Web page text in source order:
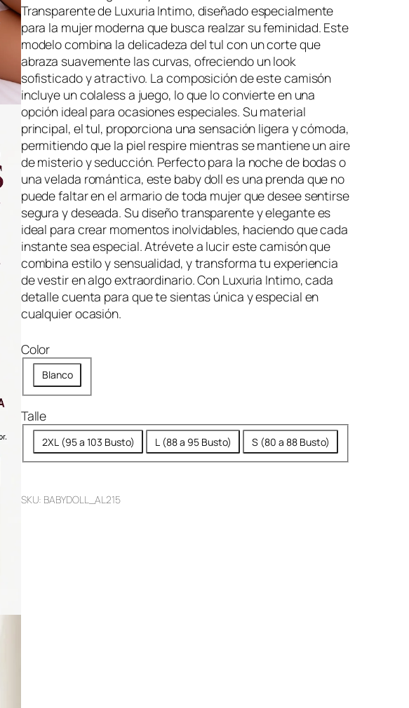
c
i
o
o
r
i
g
i
n
a
l
e
r
a
:
$
9
9
9
.
c
i
o
a
c
t
u
a
l
e
s
:
$
3
2
Transparente de Luxuria Intimo, diseñado especialmente
para la mujer moderna que busca realzar su feminidad. Este
modelo combina la delicadeza del tul con un corte que
abraza suavemente las curvas, ofreciendo un look
sofisticado y atractivo. La composición de este camisón
incluye un colaless a juego, lo que lo convierte en una
opción ideal para ocasiones especiales. Su material
principal, el tul, proporciona una sensación ligera y cómoda,
permitiendo que la piel respire mientras se mantiene un aire
de misterio y seducción. Perfecto para la noche de bodas o
una velada romántica, este baby doll es una prenda que no
puede faltar en el armario de toda mujer que desee sentirse
segura y deseada. Su diseño transparente y elegante es
ideal para crear momentos inolvidables, haciendo que cada
instante sea especial. Atrévete a lucir este camisón que
combina estilo y sensualidad, y transforma tu experiencia
de vestir en algo extraordinario. Con Luxuria Intimo, cada
detalle cuenta para que te sientas única y especial en
cualquier ocasión.
Color
Blanco
Talle
2XL (95 a 103 Busto) L (88 a 95 Busto) S (80 a 88 Busto)
SKU: BABYDOLL_AL215